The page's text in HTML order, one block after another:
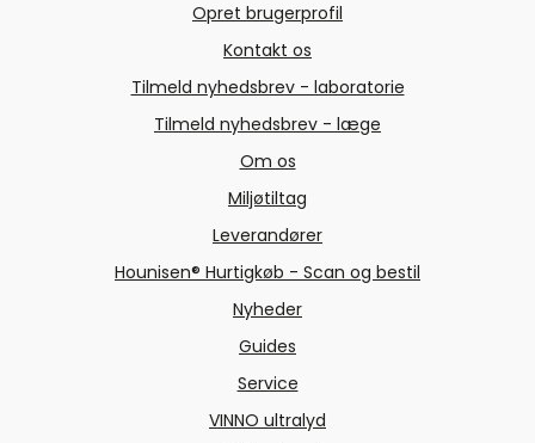
Opret brugerprofil
Kontakt os
Tilmeld nyhedsbrev - laboratorie
Tilmeld nyhedsbrev - læge
Om os
Miljøtiltag
Leverandører
Hounisen® Hurtigkøb - Scan og bestil
Nyheder
Guides
Service
VINNO ultralyd